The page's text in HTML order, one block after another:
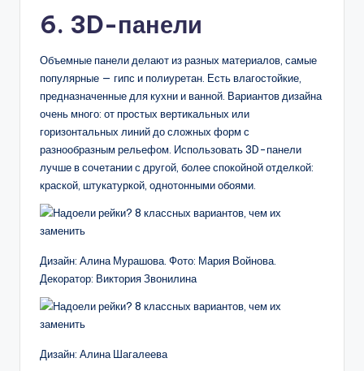
6. 3D-панели
Объемные панели делают из разных материалов, самые
популярные — гипс и полиуретан. Есть влагостойкие,
предназначенные для кухни и ванной. Вариантов дизайна
очень много: от простых вертикальных или
горизонтальных линий до сложных форм с
разнообразным рельефом. Использовать 3D-панели
лучше в сочетании с другой, более спокойной отделкой:
краской, штукатуркой, однотонными обоями.
Дизайн: Алина Мурашова. Фото: Мария Войнова.
Декоратор: Виктория Звонилина
Дизайн: Алина Шагалеева